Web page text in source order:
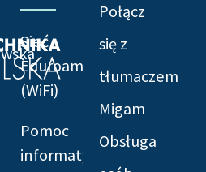
Sieć
Eduroam
(WiFi)
Pomoc
informatyczna
Połącz
się z
tłumaczem
Migam
Obsługa